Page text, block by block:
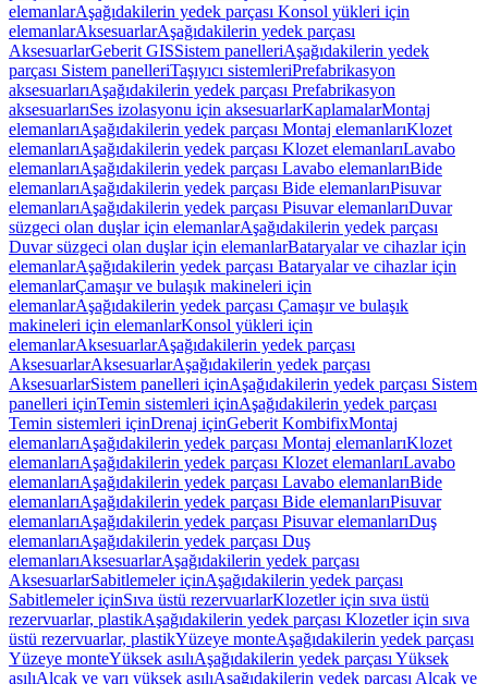
elemanlarAşağıdakilerin yedek parçası Konsol yükleri için
elemanlarAksesuarlarAşağıdakilerin yedek parçası
AksesuarlarGeberit GISSistem panelleriAşağıdakilerin yedek
parçası Sistem panelleriTaşıyıcı sistemleriPrefabrikasyon
aksesuarlarıAşağıdakilerin yedek parçası Prefabrikasyon
aksesuarlarıSes izolasyonu için aksesuarlarKaplamalarMontaj
elemanlarıAşağıdakilerin yedek parçası Montaj elemanlarıKlozet
elemanlarıAşağıdakilerin yedek parçası Klozet elemanlarıLavabo
elemanlarıAşağıdakilerin yedek parçası Lavabo elemanlarıBide
elemanlarıAşağıdakilerin yedek parçası Bide elemanlarıPisuvar
elemanlarıAşağıdakilerin yedek parçası Pisuvar elemanlarıDuvar
süzgeci olan duşlar için elemanlarAşağıdakilerin yedek parçası
Duvar süzgeci olan duşlar için elemanlarBataryalar ve cihazlar için
elemanlarAşağıdakilerin yedek parçası Bataryalar ve cihazlar için
elemanlarÇamaşır ve bulaşık makineleri için
elemanlarAşağıdakilerin yedek parçası Çamaşır ve bulaşık
makineleri için elemanlarKonsol yükleri için
elemanlarAksesuarlarAşağıdakilerin yedek parçası
AksesuarlarAksesuarlarAşağıdakilerin yedek parçası
AksesuarlarSistem panelleri içinAşağıdakilerin yedek parçası Sistem
panelleri içinTemin sistemleri içinAşağıdakilerin yedek parçası
Temin sistemleri içinDrenaj içinGeberit KombifixMontaj
elemanlarıAşağıdakilerin yedek parçası Montaj elemanlarıKlozet
elemanlarıAşağıdakilerin yedek parçası Klozet elemanlarıLavabo
elemanlarıAşağıdakilerin yedek parçası Lavabo elemanlarıBide
elemanlarıAşağıdakilerin yedek parçası Bide elemanlarıPisuvar
elemanlarıAşağıdakilerin yedek parçası Pisuvar elemanlarıDuş
elemanlarıAşağıdakilerin yedek parçası Duş
elemanlarıAksesuarlarAşağıdakilerin yedek parçası
AksesuarlarSabitlemeler içinAşağıdakilerin yedek parçası
Sabitlemeler içinSıva üstü rezervuarlarKlozetler için sıva üstü
rezervuarlar, plastikAşağıdakilerin yedek parçası Klozetler için sıva
üstü rezervuarlar, plastikYüzeye monteAşağıdakilerin yedek parçası
Yüzeye monteYüksek asılıAşağıdakilerin yedek parçası Yüksek
asılıAlçak ve yarı yüksek asılıAşağıdakilerin yedek parçası Alçak ve